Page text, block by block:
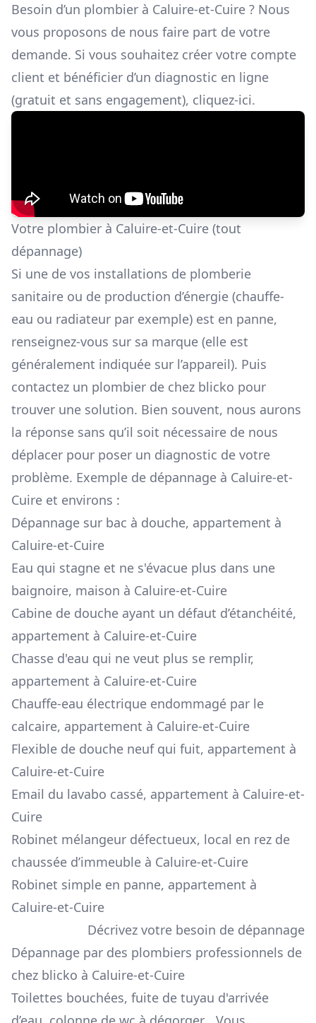
Besoin d’un plombier à Caluire-et-Cuire ? Nous
vous proposons de nous faire part de votre
demande. Si vous souhaitez créer votre compte
client et bénéficier d’un diagnostic en ligne
(gratuit et sans engagement), cliquez-ici.
Votre plombier à Caluire-et-Cuire (tout
dépannage)
Si une de vos installations de plomberie
sanitaire ou de production d’énergie (chauffe-
eau ou radiateur par exemple) est en panne,
renseignez-vous sur sa marque (elle est
généralement indiquée sur l’appareil). Puis
contactez un plombier de chez blicko pour
trouver une solution. Bien souvent, nous aurons
la réponse sans qu’il soit nécessaire de nous
déplacer pour poser un diagnostic de votre
problème. Exemple de dépannage à Caluire-et-
Cuire et environs :
Dépannage sur bac à douche, appartement à
Caluire-et-Cuire
Eau qui stagne et ne s'évacue plus dans une
baignoire, maison à Caluire-et-Cuire
Cabine de douche ayant un défaut d’étanchéité,
appartement à Caluire-et-Cuire
Chasse d'eau qui ne veut plus se remplir,
appartement à Caluire-et-Cuire
Chauffe-eau électrique endommagé par le
calcaire, appartement à Caluire-et-Cuire
Flexible de douche neuf qui fuit, appartement à
Caluire-et-Cuire
Email du lavabo cassé, appartement à Caluire-et-
Cuire
Robinet mélangeur défectueux, local en rez de
chaussée d’immeuble à Caluire-et-Cuire
Robinet simple en panne, appartement à
Caluire-et-Cuire
Décrivez votre besoin de dépannage
Dépannage par des plombiers professionnels de
chez blicko à Caluire-et-Cuire
Toilettes bouchées, fuite de tuyau d'arrivée